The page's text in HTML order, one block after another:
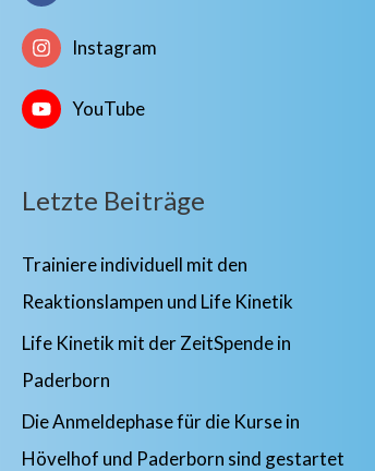
Instagram
YouTube
Letzte Beiträge
Trainiere individuell mit den
Reaktionslampen und Life Kinetik
Life Kinetik mit der ZeitSpende in
Paderborn
Die Anmeldephase für die Kurse in
Hövelhof und Paderborn sind gestartet